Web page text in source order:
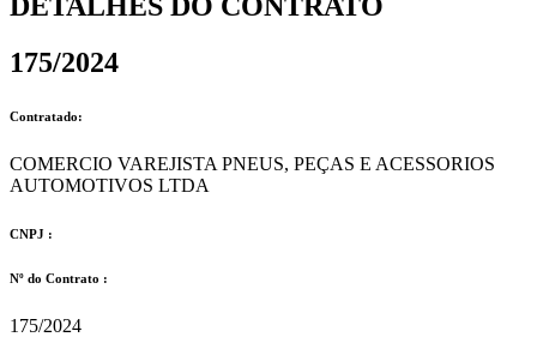
175/2024
Contratado:
COMERCIO VAREJISTA PNEUS, PEÇAS E ACESSORIOS
AUTOMOTIVOS LTDA
CNPJ :
Nº do Contrato :
175/2024